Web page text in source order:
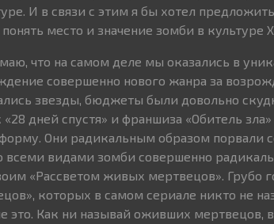
И в связи с этим я бы хотел
место и значение зомби в культуре
что на самом деле мы оказались в
совершенно нового жанра за
звезды, бюджеты были довольно
дней спустя» и франшиза «Обитель
Они радикальным образом порвали
всеми видами зомби совершенно
«Рассветом живых мертвецов». Грубо
которых в самом сериале никто не
это. Как ни называй оживших мертвецов,